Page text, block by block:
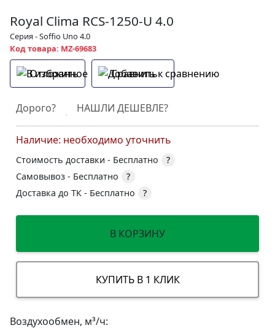
Royal Clima RCS-1250-U 4.0
Серия - Soffio Uno 4.0
Код товара: MZ-69683
Отложить Сравнить
Дорого? НАШЛИ ДЕШЕВЛЕ?
Наличие: необходимо уточнить
Стоимость доставки - Бесплатно
?
Самовывоз - Бесплатно
?
Доставка до ТК - Бесплатно ?
В КОРЗИНУ
КУПИТЬ В 1 КЛИК
Воздухообмен, м³/ч: